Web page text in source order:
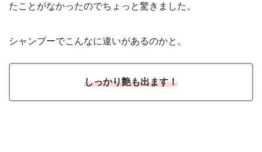
たことがなかったのでちょっと驚きました。
シャンプーでこんなに違いがあるのかと。
しっかり艶も出ます！